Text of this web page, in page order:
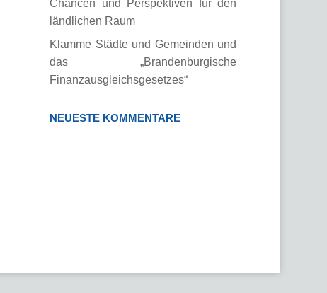
Chancen und Perspektiven für den
ländlichen Raum
Klamme Städte und Gemeinden und
das „Brandenburgische
Finanzausgleichsgesetzes“
NEUESTE KOMMENTARE